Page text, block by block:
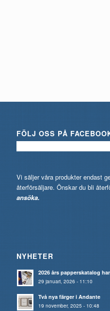
FÖLJ OSS PÅ
Vi säljer våra produkter endast
återförsäljare. Önskar du bli
ansöka.
NYHETER
2026 års papperskatalog
29 januari, 2026 - 11:10
Två nya färger i Andante
19 november, 2025 - 10:48